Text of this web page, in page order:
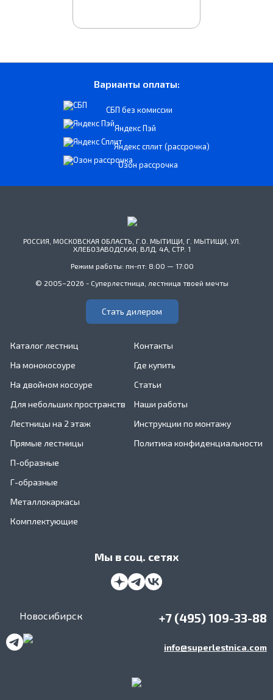
Варианты оплаты:
СБП без комиссии
Яндекс Пэй
Яндекс сплит (рассрочка)
Озон рассрочка
РОССИЯ, МОСКОВСКАЯ ОБЛАСТЬ, Г.О. МЫТИЩИ, Г. МЫТИЩИ, УЛ.
ХЛЕБОЗАВОДСКАЯ, ВЛД. 4А, СТР. 1
Режим работы: пн-пт: 8:00 — 17:00
© 2005–2026 - Суперлестница, лестница твоей мечты
Стать дилером
Каталог лестниц
На монокосоуре
На двойном косоуре
Для небольших пространств
Лестницы на 2 этаж
Прямые лестницы
П-образные
Г-образные
Металлокаркасы
Комплектующие
Контакты
Где купить
Статьи
Наши работы
Инструкции по монтажу
Политика конфиденциальности
Мы в соц. сетях
Новосибирск +7 (495) 109-33-88
info@superlestnica.com